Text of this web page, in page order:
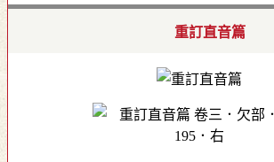
重訂直音篇